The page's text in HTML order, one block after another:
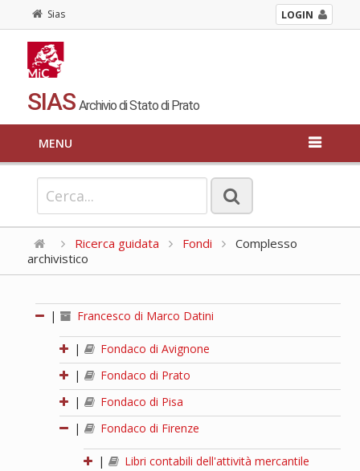
Sias LOGIN
SIAS Archivio di Stato di Prato
MENU
Ricerca guidata Fondi
Complesso
archivistico
| Francesco di Marco Datini
|
Fondaco di Avignone
|
Fondaco di Prato
|
Fondaco di Pisa
|
Fondaco di Firenze
|
Libri contabili dell'attività mercantile